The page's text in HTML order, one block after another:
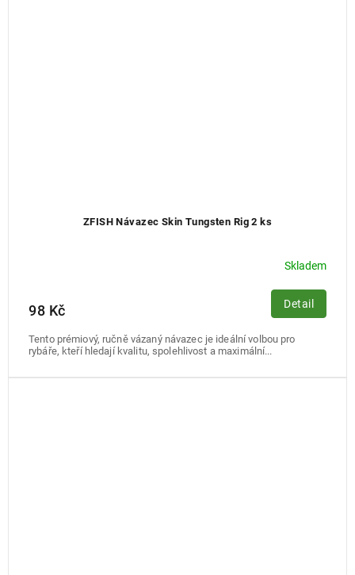
ZFISH Návazec Skin Tungsten Rig 2 ks
Skladem
98 Kč Detail
Tento prémiový, ručně vázaný návazec je ideální volbou pro
rybáře, kteří hledají kvalitu, spolehlivost a maximální...